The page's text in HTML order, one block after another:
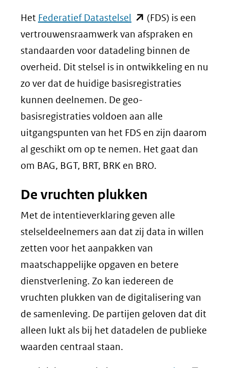
Het Federatief Datastelsel (opent
in
nieuw
venster)
(verwijst
naar
een
andere
website)
(FDS) is een
vertrouwensraamwerk van afspraken en
standaarden voor datadeling binnen de
overheid. Dit stelsel is in ontwikkeling en nu
zo ver dat de huidige basisregistraties
kunnen deelnemen. De geo-
basisregistraties voldoen aan alle
uitgangspunten van het FDS en zijn daarom
al geschikt om op te nemen. Het gaat dan
om BAG, BGT, BRT, BRK en BRO.
De vruchten plukken
Met de intentieverklaring geven alle
stelseldeelnemers aan dat zij data in willen
zetten voor het aanpakken van
maatschappelijke opgaven en betere
dienstverlening. Zo kan iedereen de
vruchten plukken van de digitalisering van
de samenleving. De partijen geloven dat dit
alleen lukt als bij het datadelen de publieke
waarden centraal staan.